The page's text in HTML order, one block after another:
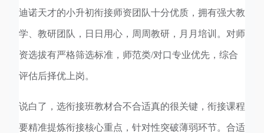
迪诺天才的小升初衔接师资团队十分优质，拥有强大教
学、教研团队，日日用心，周周教研，月月培训。对师
资选拔有严格筛选标准，师范类/对口专业优先，综合
评估后择优上岗。
说白了，选衔接班教材合不合适真的很关键，衔接课程
要精准提炼衔接核心重点，针对性突破薄弱环节。合适